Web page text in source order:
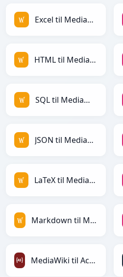
Excel til MediaWiki
HTML til MediaWiki
SQL til MediaWiki
JSON til MediaWiki
LaTeX til MediaWiki
Markdown til MediaWiki
MediaWiki til ActionScript